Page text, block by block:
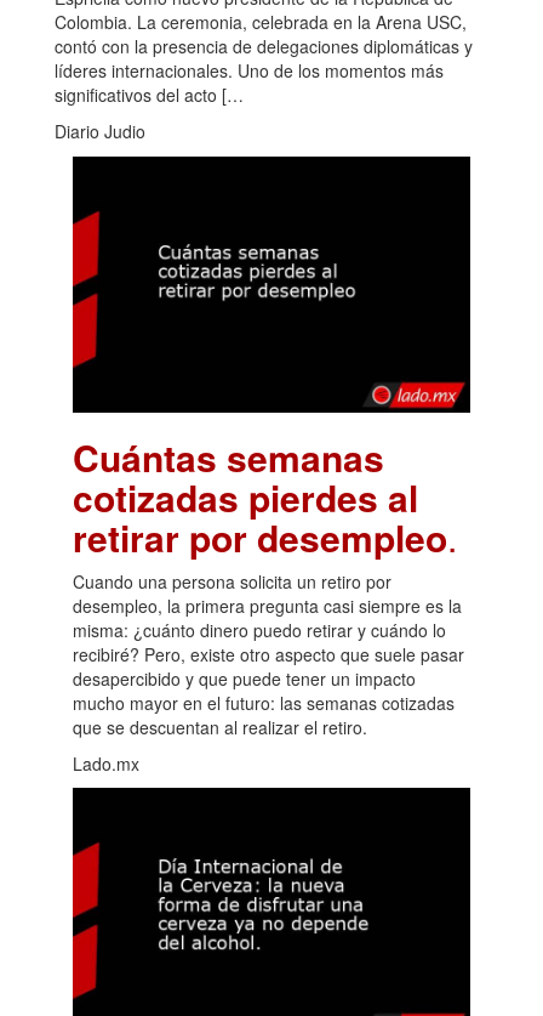
Colombia. La ceremonia, celebrada en la Arena USC,
contó con la presencia de delegaciones diplomáticas y
líderes internacionales. Uno de los momentos más
significativos del acto […
Diario Judio
Cuántas semanas
cotizadas pierdes al
retirar por desempleo.
Cuando una persona solicita un retiro por
desempleo, la primera pregunta casi siempre es la
misma: ¿cuánto dinero puedo retirar y cuándo lo
recibiré? Pero, existe otro aspecto que suele pasar
desapercibido y que puede tener un impacto
mucho mayor en el futuro: las semanas cotizadas
que se descuentan al realizar el retiro.
Lado.mx